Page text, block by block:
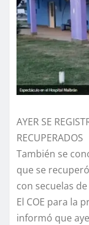
AYER SE
RECUPERADOS
También se
que se
con secuelas
El COE para la
informó que